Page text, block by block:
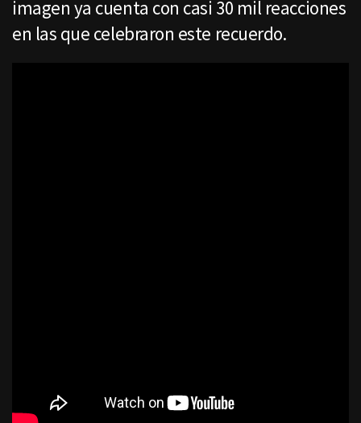
imagen ya cuenta con casi 30 mil reacciones
en las que celebraron este recuerdo.